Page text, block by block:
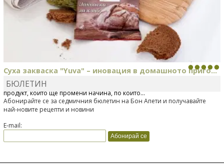
Суха закваска "Yuva" – иновация в домашното приго...
Отскоро Лесафр България стартира предлагането на изцяло нов
продукт, който ще промени начина, по който...
БЮЛЕТИН
Абонирайте се за седмичния бюлетин на Бон Апети и получавайте
най-новите рецепти и новини
E-mail: